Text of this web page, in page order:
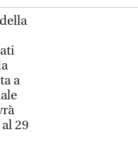
a
29